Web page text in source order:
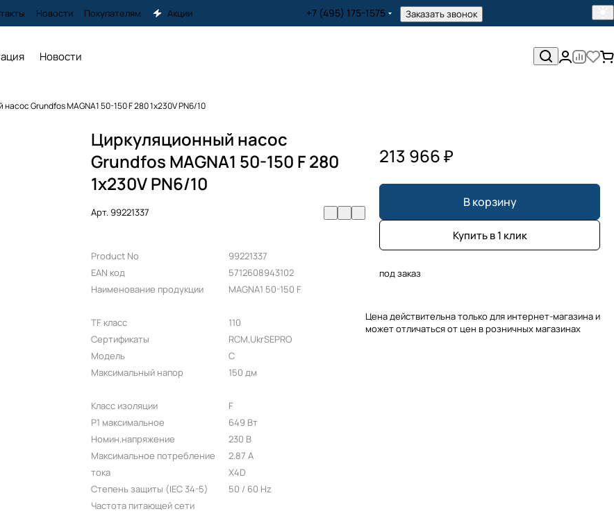
Новости Покупателям Акции +7 (495) 175-1575 Заказать звонок
Новости
Grundfos MAGNA1 50-150 F 280 1x230V PN6/10
Циркуляционный насос
Grundfos MAGNA1 50-150 F 280
1x230V PN6/10
Арт.99221337
Product No
EAN код
Наименование продукции
99221337
5712608943102
MAGNA1 50-150 F
TF класс
Сертификаты
Модель
Максимальный напор
110
RCM,UkrSEPRO
C
150 дм
Класс изоляции
P1 максимальное
Номин.напряжение
Максимальное потребление
тока
Степень защиты (IEC 34-5)
Частота питающей сети
F
649 Вт
230 В
2.87 A
X4D
50 / 60 Hz
213 966 ₽
В корзину
Купить в 1 клик
под заказ
Цена действительна только для интернет-магазина и
может отличаться от цен в розничных магазинах